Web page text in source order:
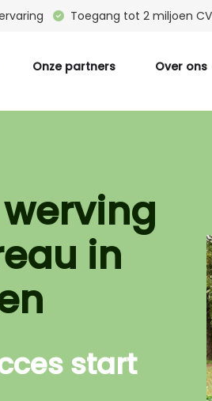
Toegang tot 2 miljoen
Onze partners Over ons
Wie zijn wij
in
start